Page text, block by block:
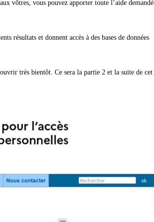
vôtres, vous pouvez apporter toute l’aide
résultats et donnent accès à des bases de données
très bientôt. Ce sera la partie 2 et la suite de cet